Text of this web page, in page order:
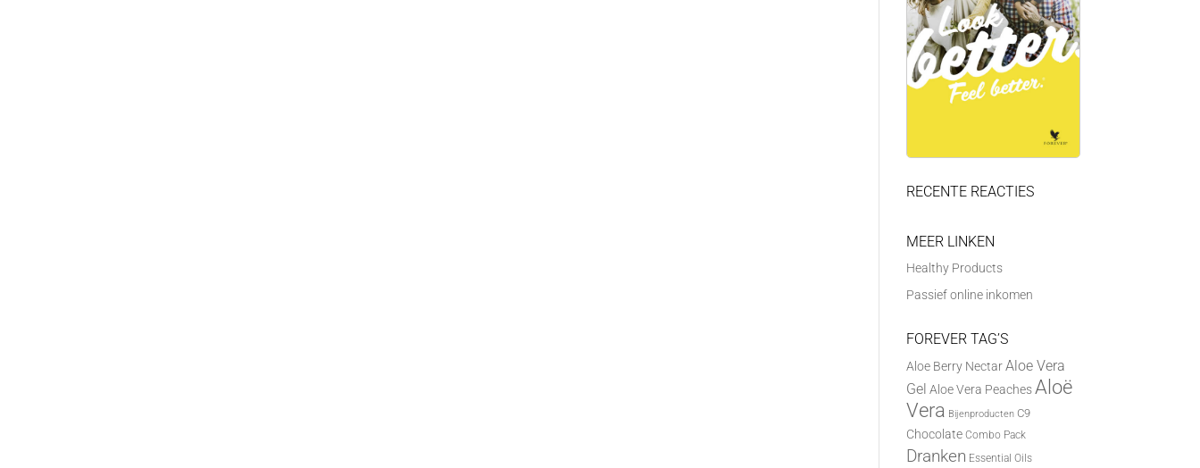
RECENTE REACTIES
MEER LINKEN
Healthy Products
Passief online inkomen
FOREVER TAG’S
Aloe Berry NectarAloe Vera
Gel Aloe Vera Peaches Aloë
Vera Bijenproducten C9
Chocolate Combo Pack
Dranken Essential Oils